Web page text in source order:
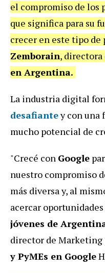
el compromiso de los
que significa para su
crecer en este tipo de
Zemborain, directora
en Argentina.
La industria digital
desafiantey con una
mucho potencial de
"Crecé con Google
nuestro compromiso
más diversa y, al
acercar
jóvenes de
director de Marketing
y PyMEs en Google